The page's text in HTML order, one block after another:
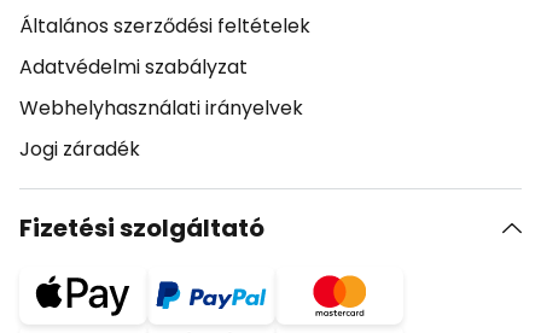
Általános szerződési feltételek
Adatvédelmi szabályzat
Webhelyhasználati irányelvek
Jogi záradék
Fizetési szolgáltató